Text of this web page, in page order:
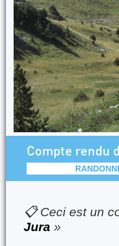
Compte rendu
📋 Ceci est un
Jura »